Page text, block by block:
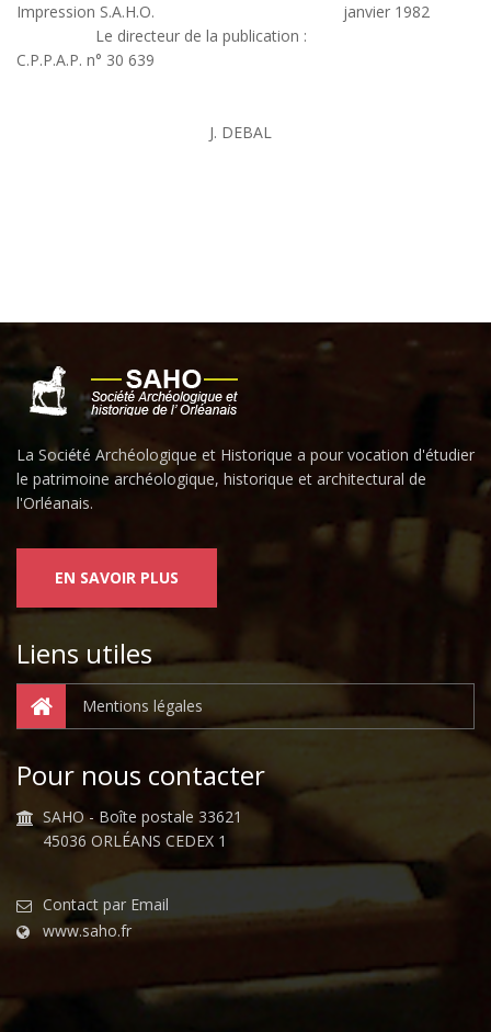
Impression S.A.H.O. janvier 1982
Le directeur de la publication :
C.P.P.A.P. n° 30 639
J. DEBAL
La Société Archéologique et Historique a pour vocation d'étudier
le patrimoine archéologique, historique et architectural de
l'Orléanais.
EN SAVOIR PLUS
Liens utiles
Mentions légales
Pour nous contacter
SAHO - Boîte postale 33621
45036 ORLÉANS CEDEX 1
Contact par Email
www.saho.fr